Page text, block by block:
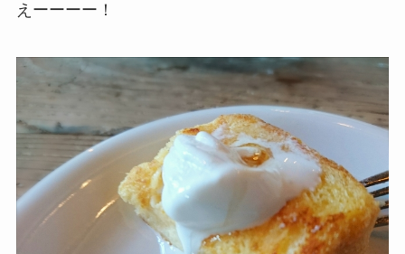
えーーーー！